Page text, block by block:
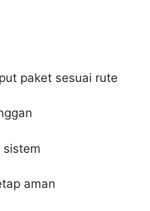
paket sesuai rute
sistem
aman